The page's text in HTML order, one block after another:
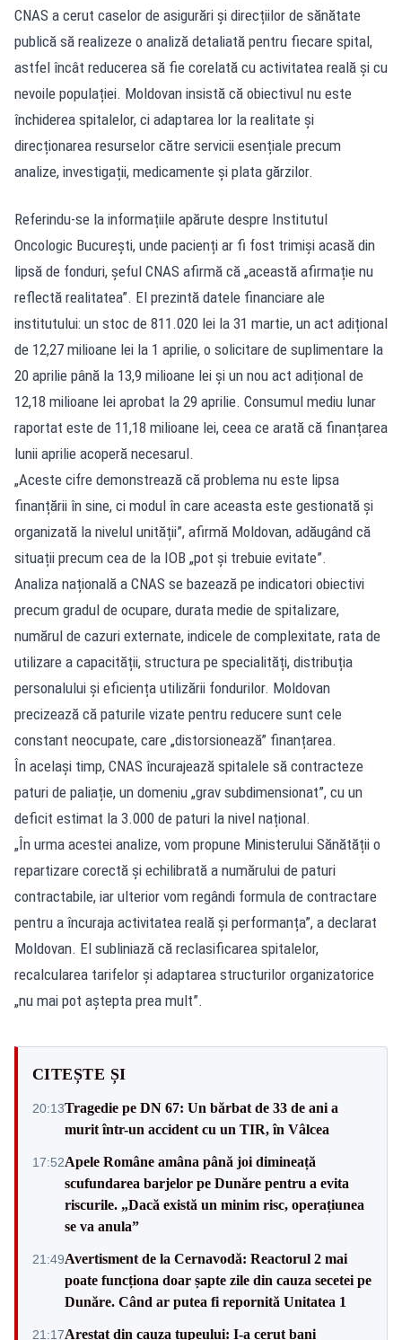
CNAS a cerut caselor de asigurări și direcțiilor de sănătate
publică să realizeze o analiză detaliată pentru fiecare spital,
astfel încât reducerea să fie corelată cu activitatea reală și cu
nevoile populației. Moldovan insistă că obiectivul nu este
închiderea spitalelor, ci adaptarea lor la realitate și
direcționarea resurselor către servicii esențiale precum
analize, investigații, medicamente și plata gărzilor.
Referindu-se la informațiile apărute despre Institutul
Oncologic București, unde pacienți ar fi fost trimiși acasă din
lipsă de fonduri, șeful CNAS afirmă că „această afirmație nu
reflectă realitatea”. El prezintă datele financiare ale
institutului: un stoc de 811.020 lei la 31 martie, un act adițional
de 12,27 milioane lei la 1 aprilie, o solicitare de suplimentare la
20 aprilie până la 13,9 milioane lei și un nou act adițional de
12,18 milioane lei aprobat la 29 aprilie. Consumul mediu lunar
raportat este de 11,18 milioane lei, ceea ce arată că finanțarea
lunii aprilie acoperă necesarul.
„Aceste cifre demonstrează că problema nu este lipsa
finanțării în sine, ci modul în care aceasta este gestionată și
organizată la nivelul unității”, afirmă Moldovan, adăugând că
situații precum cea de la IOB „pot și trebuie evitate”.
Analiza națională a CNAS se bazează pe indicatori obiectivi
precum gradul de ocupare, durata medie de spitalizare,
numărul de cazuri externate, indicele de complexitate, rata de
utilizare a capacității, structura pe specialități, distribuția
personalului și eficiența utilizării fondurilor. Moldovan
precizează că paturile vizate pentru reducere sunt cele
constant neocupate, care „distorsionează” finanțarea.
În același timp, CNAS încurajează spitalele să contracteze
paturi de paliație, un domeniu „grav subdimensionat”, cu un
deficit estimat la 3.000 de paturi la nivel național.
„În urma acestei analize, vom propune Ministerului Sănătății o
repartizare corectă și echilibrată a numărului de paturi
contractabile, iar ulterior vom regândi formula de contractare
pentru a încuraja activitatea reală și performanța”, a declarat
Moldovan. El subliniază că reclasificarea spitalelor,
recalcularea tarifelor și adaptarea structurilor organizatorice
„nu mai pot aștepta prea mult”.
CITEȘTE ȘI
20:13Tragedie pe DN 67: Un bărbat de 33 de ani a
murit într-un accident cu un TIR, în Vâlcea
17:52Apele Române amâna până joi dimineață
scufundarea barjelor pe Dunăre pentru a evita
riscurile. „Dacă există un minim risc, operațiunea
se va anula”
21:49Avertisment de la Cernavodă: Reactorul 2 mai
poate funcționa doar șapte zile din cauza secetei pe
Dunăre. Când ar putea fi repornită Unitatea 1
21:17Arestat din cauza tupeului: I-a cerut bani